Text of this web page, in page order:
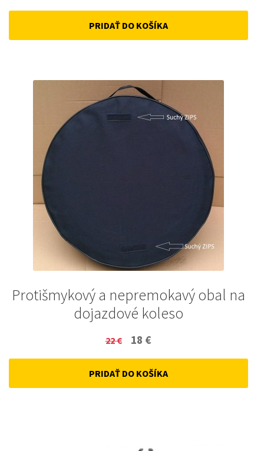
price
was:
price
is:
PRIDAŤ DO KOŠÍKA
Protišmykový a nepremokavý obal na
dojazdové koleso
22€
Original
price
was:
18 €
price
is:
PRIDAŤ DO KOŠÍKA